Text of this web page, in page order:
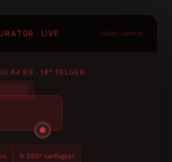
· LIVE Adobe Commerce
A4 B9 · 18" FELGEN
↻ 360° verfügbar